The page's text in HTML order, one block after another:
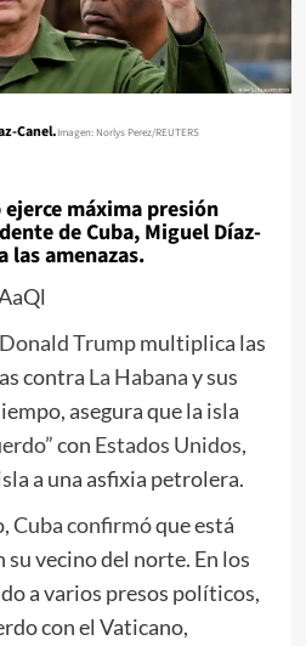
Canel.Imagen: Norlys Perez/REUTERS
máxima presión
de Cuba, Miguel Díaz-
las amenazas.
Donald Trumpmultiplica las
contra La Habanay sus
asegura que la isla
con Estados Unidos,
a una asfixia petrolera.
Cuba confirmóque está
su vecino del norte. En los
a varios presos políticos,
con el Vaticano,